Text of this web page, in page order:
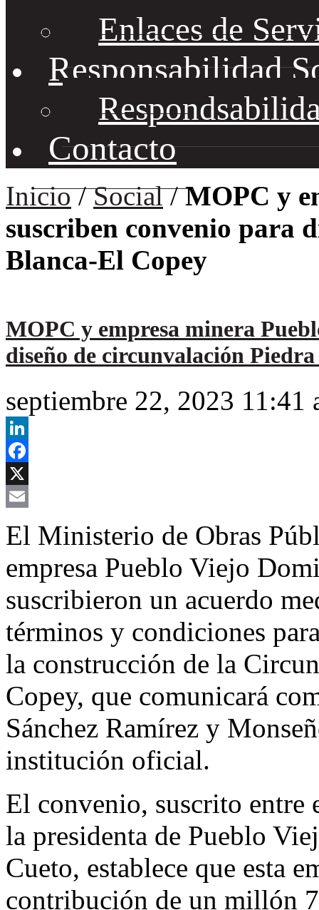
Enlaces de
Responsabilidad
Contacto
Inicio/Social/MOPC y
suscriben convenio para
Blanca-El Copey
MOPC y empresa minera
diseño de circunvalación
septiembre 22, 2023 11:41
LinkedIn
Facebook
X
El Ministerio de Obras
empresa Pueblo Viejo
suscribieron un acuerdo
términos y condiciones
la construcción de la
Copey, que comunicará
Sánchez Ramírez y
institución oficial.
El convenio, suscrito
la presidenta de Pueblo
Cueto, establece que esta
contribución de un millón